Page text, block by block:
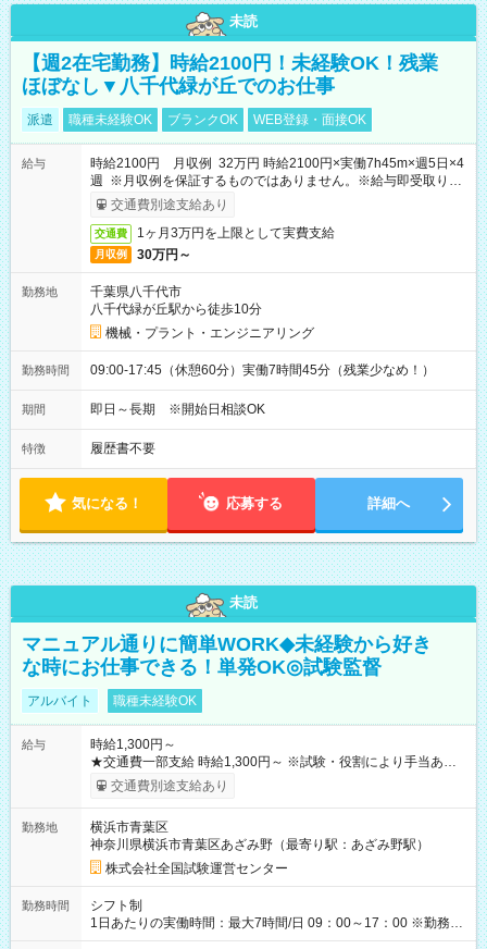
未読
【週2在宅勤務】時給2100円！未経験OK！残業
ほぼなし▼八千代緑が丘でのお仕事
派遣 職種未経験OK ブランクOK WEB登録・面接OK
給与
時給2100円 月収例 32万円 時給2100円×実働7h45m×週5日×4
週 ※月収例を保証するものではありません。※給与即受取りサ
ービス利用可（利用条件有）
交通費別途支給あり
交通費 1ヶ月3万円を上限として実費支給
月収例 30万円～
勤務地
千葉県八千代市
八千代緑が丘駅から徒歩10分
機械・プラント・エンジニアリング
勤務時間 09:00-17:45（休憩60分）実働7時間45分（残業少なめ！）
期間 即日～長期 ※開始日相談OK
特徴 履歴書不要
気になる！ 応募する 詳細へ
未読
マニュアル通りに簡単WORK◆未経験から好き
な時にお仕事できる！単発OK◎試験監督
アルバイト 職種未経験OK
給与
時給1,300円～
★交通費一部支給 時給1,300円～ ※試験・役割により手当あり
※勤務回数により昇給あり 【即給（前払い）オプションあ
り！】 希望される場合、勤務から1週間ほどで給与の一部を受け
例】 ・河合塾模擬試験 8:30～17:30（休憩1時間） 時給1,300円
×8時間＝日収10,400円＋交通費 ※当日の役割により時給＋100
円の場合あり ・国家試験 7:00～13:30（休憩なし） 時給1,300
円（役割手当＋100円）×6時間＝日収8,400円＋交通費 【試用期
間】試用期間なし
交通費別途支給あり
勤務地
横浜市青葉区
神奈川県横浜市青葉区あざみ野（最寄り駅：あざみ野駅）
株式会社全国試験運営センター
勤務時間
シフト制
1日あたりの実働時間：最大7時間/日 09：00～17：00 ※勤務時
間は 試験により異なります。